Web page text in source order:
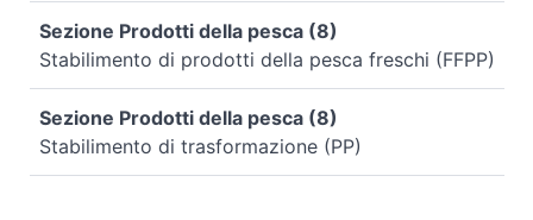
Sezione Prodotti della pesca (8)
Stabilimento di prodotti della pesca freschi (FFPP)
Sezione Prodotti della pesca (8)
Stabilimento di trasformazione (PP)